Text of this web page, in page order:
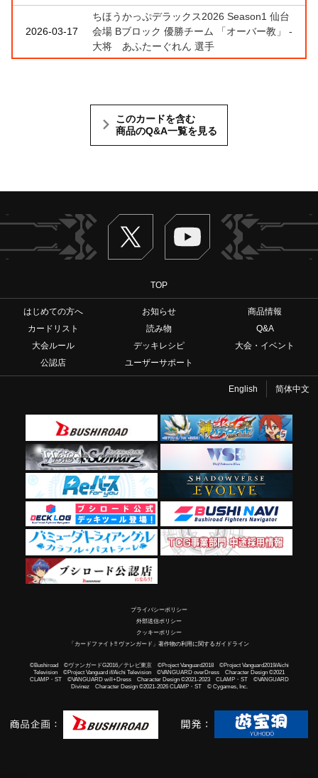
2026-03-17
ちほうかっぷデラックス2026 Season1 仙台
会場 Bブロック 優勝チーム 「オーバー教」 -
大将 あふたーぐれん 選手
このカードを含む
商品のQ&A一覧を見る
Twitter ヴァンガードch
TOP
はじめての方へ お知らせ
商品情報
カードリスト
読み物
Q&A
大会ルール
デッキレシピ
大会・イベント
公認店
ユーザーサポート
English 简体中文
プライバシーポリシー
外部送信ポリシー
クッキーポリシー
「カードファイト!! ヴァンガード」著作物の利用に関するガイドライン
©Bushiroad ©ヴァンガードG2016／テレビ東京 ©Project Vanguard2018 ©Project Vanguard2019/Aichi
Television ©Project Vanguard if/Aichi Television ©VANGUARD overDress Character Design ©2021
CLAMP・ST ©VANGUARD will+Dress Character Design ©2021-2023 CLAMP・ST ©VANGUARD
Divinez Character Design ©2021-2026 CLAMP・ST © Cygames, Inc.